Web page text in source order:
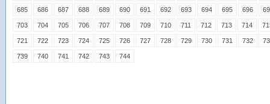
685 686 687 688 689 690 691 692 693 694 695 696
703 704 705 706 707 708 709 710 711 712 713 714
721 722 723 724 725 726 727 728 729 730 731 732
739 740 741 742 743 744